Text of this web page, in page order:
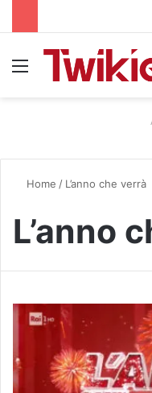
Home / L’anno che verrà
L’anno